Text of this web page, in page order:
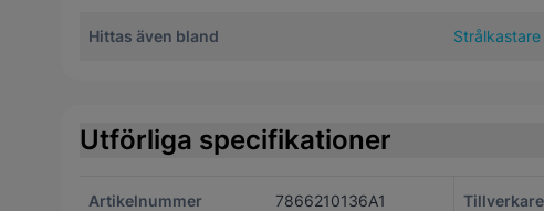
Hittas även bland Strålkastare
Utförliga specifikationer
Artikelnummer 7866210136A1 Tillverkare